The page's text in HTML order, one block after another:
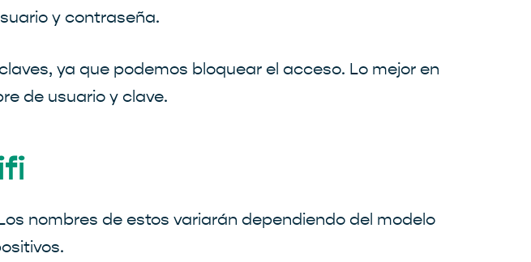
y contraseña.
ya que podemos bloquear el acceso. Lo mejor en
de usuario y clave.
nombres de estos variarán dependiendo del modelo